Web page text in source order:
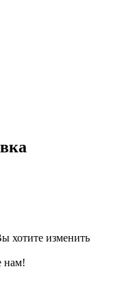
хотите изменить
нам!